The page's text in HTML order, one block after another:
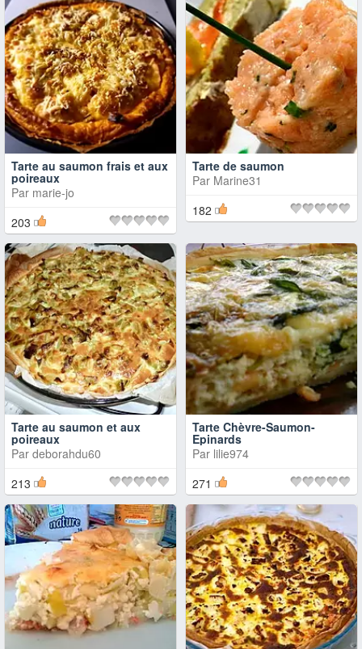
Tarte au saumon frais et aux
poireaux
Par marie-jo
203
Tarte de saumon
Par Marine31
182
Tarte au saumon et aux
poireaux
Par deborahdu60
213
Tarte Chèvre-Saumon-
Epinards
Par lilie974
271